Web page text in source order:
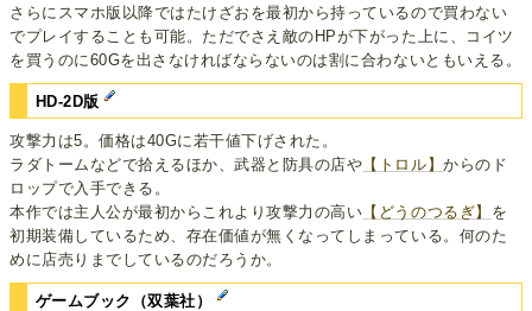
さらにスマホ版以降ではたけざおを最初から持っているので買わない
でプレイすることも可能。ただでさえ敵のHPが下がった上に、コイツ
を買うのに60Gを出さなければならないのは割に合わないともいえる。
HD-2D版
攻撃力は5。価格は40Gに若干値下げされた。
ラダトームなどで拾えるほか、武器と防具の店や 【トロル】からのド
ロップで入手できる。
本作では主人公が最初からこれより攻撃力の高い 【どうのつるぎ】 を
初期装備しているため、存在価値が無くなってしまっている。何のた
めに店売りまでしているのだろうか。
ゲームブック（双葉社）